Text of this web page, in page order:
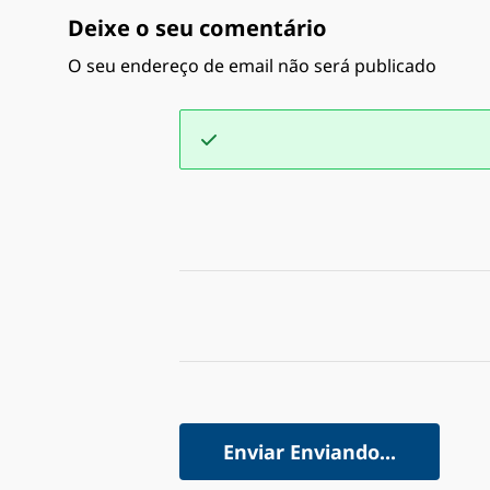
Deixe o seu comentário
O seu endereço de email não será publicado
Enviar Enviando...